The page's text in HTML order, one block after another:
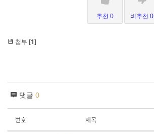
추천 0 비추천 0
첨부 [1]
댓글 0
번호 제목